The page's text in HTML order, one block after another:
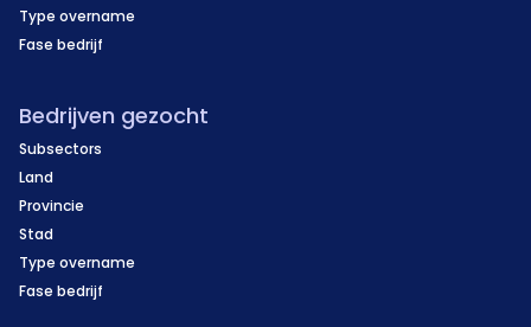
Type overname
Fase bedrijf
Bedrijven gezocht
Subsectors
Land
Provincie
Stad
Type overname
Fase bedrijf